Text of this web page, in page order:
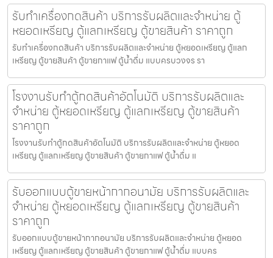
รับทำเครื่องกดสินค้า บริการรับผลิตและจำหน่าย ตู้
หยอดเหรียญ ตู้แลกเหรียญ ตู้ขายสินค้า ราคาถูก
รับทำเครื่องกดสินค้า บริการรับผลิตและจำหน่าย ตู้หยอดเหรียญ ตู้แลก
เหรียญ ตู้ขายสินค้า ตู้ขายกาแฟ ตู้น้ำดื่ม แบบครบวงจร รา
โรงงานรับทำตู้กดสินค้า​อัตโนมัติ บริการรับผลิตและ
จำหน่าย ตู้หยอดเหรียญ ตู้แลกเหรียญ ตู้ขายสินค้า
ราคาถูก
โรงงานรับทำตู้กดสินค้า​อัตโนมัติ บริการรับผลิตและจำหน่าย ตู้หยอด
เหรียญ ตู้แลกเหรียญ ตู้ขายสินค้า ตู้ขายกาแฟ ตู้น้ำดื่ม แ
รับออกแบบตู้ขายหน้ากากอนามัย บริการรับผลิตและ
จำหน่าย ตู้หยอดเหรียญ ตู้แลกเหรียญ ตู้ขายสินค้า
ราคาถูก
รับออกแบบตู้ขายหน้ากากอนามัย บริการรับผลิตและจำหน่าย ตู้หยอด
เหรียญ ตู้แลกเหรียญ ตู้ขายสินค้า ตู้ขายกาแฟ ตู้น้ำดื่ม แบบคร